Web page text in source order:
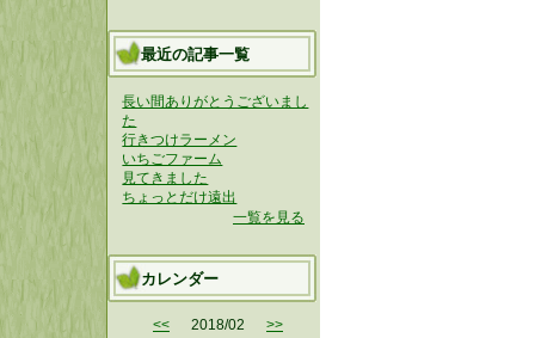
最近の記事一覧
長い間ありがとうございまし
た
行きつけラーメン
いちごファーム
見てきました
ちょっとだけ遠出
一覧を見る
カレンダー
<< 2018/02 >>